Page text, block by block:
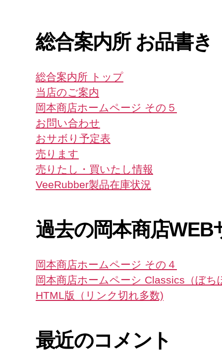
総合案内所 お品書き
総合案内所 トップ
当店のご案内
岡本商店ホームページ その５
お問い合わせ
おサボり予定表
売ります
売りたし・買いたし情報
VeeRubber製品在庫状況
過去の岡本商店WEB
岡本商店ホームページ その４
岡本商店ホームペーシ Classics（ぼち
HTML版（リンク切れ多数)
最近のコメント